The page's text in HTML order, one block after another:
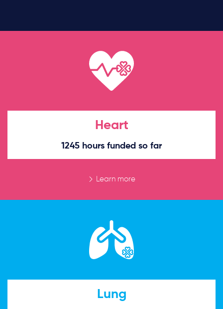
Heart
1245 hours funded so far
Learn more
Lung